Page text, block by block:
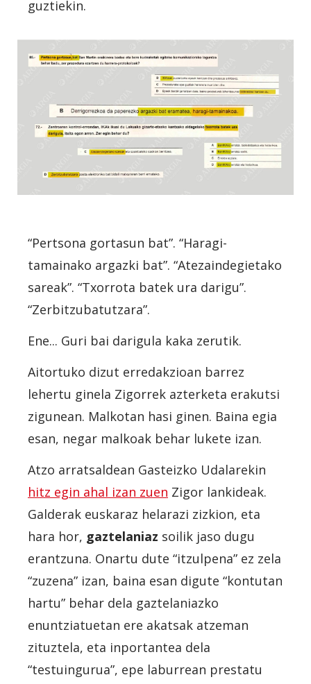
guztiekin.
“Pertsona gortasun bat”. “Haragi-
tamainako argazki bat”. “Atezaindegietako
sareak”. “Txorrota batek ura darigu”.
“Zerbitzubatutzara”.
Ene... Guri bai darigula kaka zerutik.
Aitortuko dizut erredakzioan barrez
lehertu ginela Zigorrek azterketa erakutsi
zigunean. Malkotan hasi ginen. Baina egia
esan, negar malkoak behar lukete izan.
Atzo arratsaldean Gasteizko Udalarekin
hitz egin ahal izan zuen Zigor lankideak.
Galderak euskaraz helarazi zizkion, eta
hara hor, gaztelaniaz soilik jaso dugu
erantzuna. Onartu dute “itzulpena” ez zela
“zuzena” izan, baina esan digute “kontutan
hartu” behar dela gaztelaniazko
enuntziatuetan ere akatsak atzeman
zituztela, eta inportantea dela
“testuingurua”, epe laburrean prestatu